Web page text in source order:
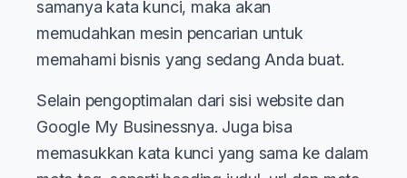
samanya kata kunci, maka akan
memudahkan mesin pencarian untuk
memahami bisnis yang sedang Anda buat.
Selain pengoptimalan dari sisi website dan
Google My Businessnya. Juga bisa
memasukkan kata kunci yang sama ke dalam